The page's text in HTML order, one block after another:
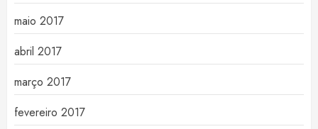
maio 2017
abril 2017
março 2017
fevereiro 2017